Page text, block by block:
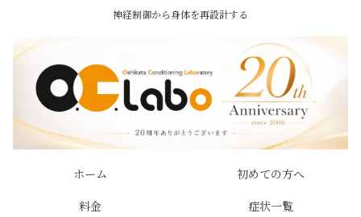
神経制御から身体を再設計する
ホーム
初めての方へ
料金
症状一覧